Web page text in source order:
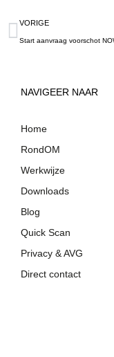
VORIGE
Start aanvraag voorschot
NAVIGEER NAAR
Home
RondOM
Werkwijze
Downloads
Blog
Quick Scan
Privacy & AVG
Direct contact